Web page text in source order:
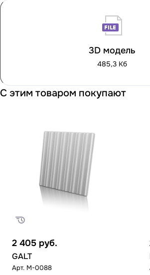
3D модель
485,3 Кб
С этим товаром покупают
2 405 руб.
GALT
Арт. M-0088